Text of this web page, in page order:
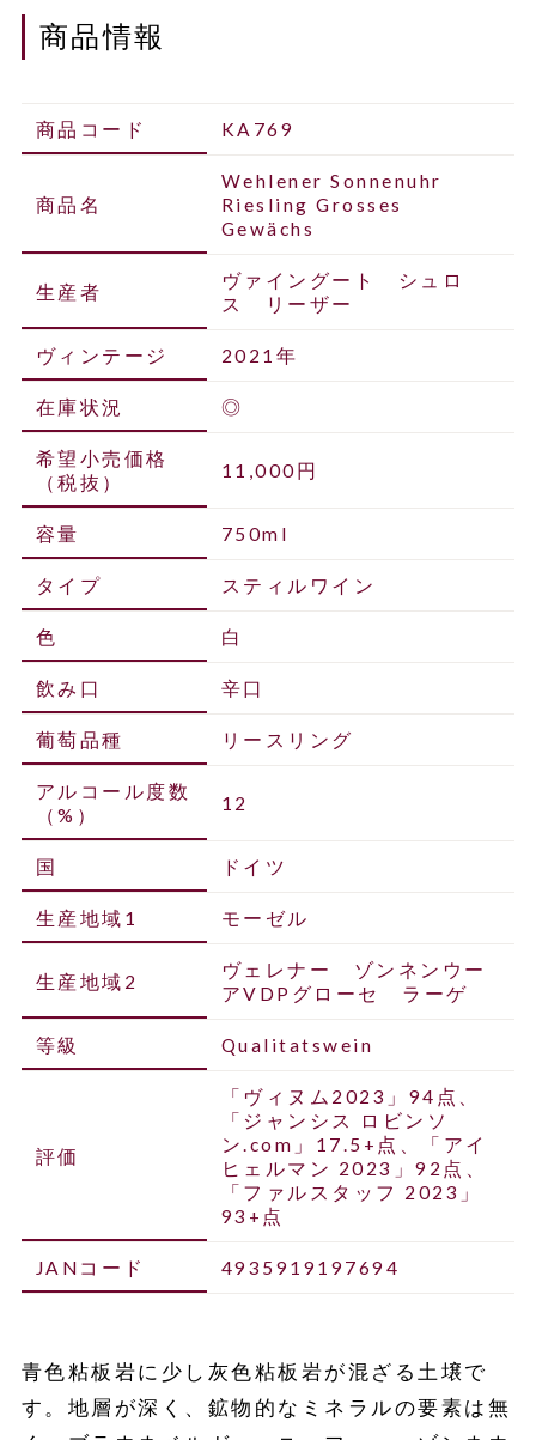
商品情報
商品コード KA769
商品名
Wehlener Sonnenuhr
Riesling Grosses
Gewächs
生産者
ヴァイングート シュロ
ス リーザー
ヴィンテージ 2021年
在庫状況 ◎
希望小売価格
（税抜）
11,000円
容量 750ml
タイプ スティルワイン
色 白
飲み口 辛口
葡萄品種 リースリング
アルコール度数
（%）
12
国 ドイツ
生産地域1 モーゼル
生産地域2
ヴェレナー ゾンネンウー
アVDPグローセ ラーゲ
等級 Qualitatswein
評価
「ヴィヌム2023」94点、
「ジャンシス ロビンソ
ン.com」17.5+点、「アイ
ヒェルマン 2023」92点、
「ファルスタッフ 2023」
93+点
JANコード 4935919197694
青色粘板岩に少し灰色粘板岩が混ざる土壌で
す。地層が深く、鉱物的なミネラルの要素は無